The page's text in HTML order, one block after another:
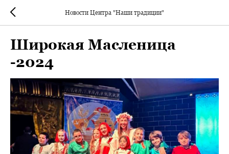
Новости Центра "Наши традиции"
Широкая Масленица
-2024